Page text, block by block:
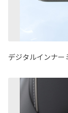
デジタルインナー